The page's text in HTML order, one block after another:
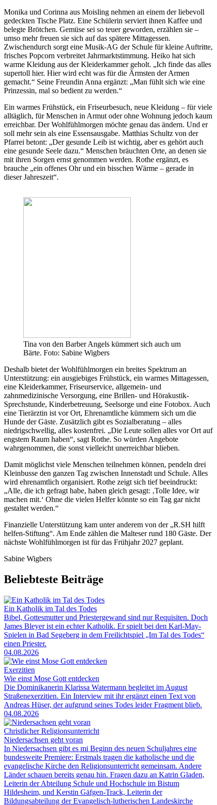
Monika und Corinna aus Moisling nehmen an einem der liebevoll
gedeckten Tische Platz. Eine Schülerin serviert ihnen Kaffee und
belegte Brötchen. Gemüse sei so teuer geworden, erzählen sie –
umso mehr freuen sie sich auf das spätere Mittagessen.
Zwischendurch sorgt eine Musik-AG der Schule für kleine Auftritte,
frisches Popcorn verbreitet Jahrmarktstimmung. Heiko hat sich
warme Kleidung aus der Kleiderkammer geholt. „Ich finde das alles
supertoll hier. Hier wird echt was für die Ärmsten der Armen
gemacht.“ Seine Freundin Anna ergänzt: „Man fühlt sich wie eine
Prinzessin, mal so bedient zu werden.“
Ein warmes Frühstück, ein Friseurbesuch, neue Kleidung – für viele
alltäglich, für Menschen in Armut oder ohne Wohnung jedoch kaum
erreichbar. Der Wohlfühlmorgen möchte genau das ändern. Und er
soll mehr sein als eine Essensausgabe. Matthias Schultz von der
Pfarrei betont: „Der gesunde Leib ist wichtig, aber es gehört auch
eine gesunde Seele dazu.“ Menschen bräuchten Orte, an denen sie
mit ihren Sorgen ernst genommen werden. Rothe ergänzt, es
brauche „ein offenes Ohr und ein bisschen Wärme – gerade in
dieser Jahreszeit“.
Tina von den Barber Angels kümmert sich auch um
Bärte. Foto: Sabine Wigbers
Deshalb bietet der Wohlfühlmorgen ein breites Spektrum an
Unterstützung: ein ausgiebiges Frühstück, ein warmes Mittagessen,
eine Kleiderkammer, Friseurservice, allgemein- und
zahnmedizinische Versorgung, eine Brillen- und Hörakustik-
Sprechstunde, Kinderbetreuung, Seelsorge und eine Fotobox. Auch
eine Tierärztin ist vor Ort, Ehrenamtliche kümmern sich um die
Hunde der Gäste. Zusätzlich gibt es Sozialberatung – alles
niedrigschwellig, alles kostenfrei. „Die Leute sollen alles vor Ort auf
engstem Raum haben“, sagt Rothe. So würden Angebote
wahrgenommen, die sonst vielleicht unerreichbar blieben.
Damit möglichst viele Menschen teilnehmen können, pendeln drei
Kleinbusse den ganzen Tag zwischen Innenstadt und Schule. Alles
wird ehrenamtlich organisiert. Rothe zeigt sich tief beeindruckt:
„Alle, die ich gefragt habe, haben gleich gesagt: ‚Tolle Idee, wir
machen mit.‘ Ohne die vielen Helfer könnte so ein Tag gar nicht
gestaltet werden.“
Finanzielle Unterstützung kam unter anderem von der „R.SH hilft
helfen-Stiftung“. Am Ende zählen die Malteser rund 180 Gäste. Der
nächste Wohlfühlmorgen ist für das Frühjahr 2027 geplant.
Sabine Wigbers
Beliebteste Beiträge
Ein Katholik im Tal des Todes
Bibel, Gottesmutter und Priestergewand sind nur Requisiten. Doch
James Bleyer ist ein echter Katholik. Er spielt bei den Karl-May-
Spielen in Bad Segeberg in dem Freilichtspiel „Im Tal des Todes“
einen Priester.
04.08.2026
Exerzitien
Wie einst Mose Gott entdecken
Die Dominikanerin Klarissa Watermann begleitet im August
Straßenexerzitien. Ein Interview mit ihr ergänzt einen Text von
Andreas Hüser, der aufgrund seines Todes leider Fragment blieb.
04.08.2026
Christlicher Religionsunterricht
Niedersachsen geht voran
In Niedersachsen gibt es mi Beginn des neuen Schuljahres eine
bundesweite Premiere: Erstmals tragen die katholische und die
evangelische Kirche den Religionsunterricht gemeinsam. Andere
Länder schauen bereits genau hin. Fragen dazu an Katrin Gladen,
Leiterin der Abteilung Schule und Hochschule im Bistum
Hildesheim, und Kerstin Gäfgen-Track, Leiterin der
Bildungsabteilung der Evangelisch-lutherischen Landeskirche